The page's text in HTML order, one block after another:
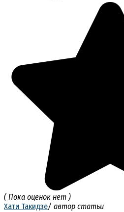
( Пока оценок нет )
Хати Такидзе/ автор статьи